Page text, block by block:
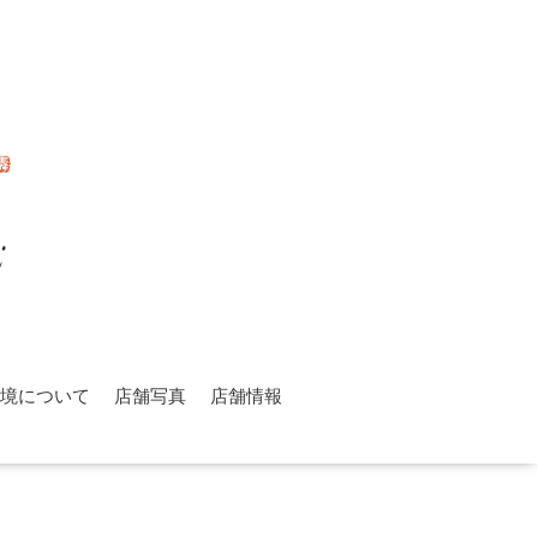
について 店舗写真 店舗情報